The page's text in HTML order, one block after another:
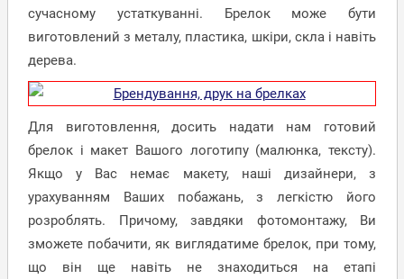
сучасному устаткуванні. Брелок може бути
виготовлений з металу, пластика, шкіри, скла і навіть
дерева.
Для виготовлення, досить надати нам готовий
брелок і макет Вашого логотипу (малюнка, тексту).
Якщо у Вас немає макету, наші дизайнери, з
урахуванням Ваших побажань, з легкістю його
розроблять. Причому, завдяки фотомонтажу, Ви
зможете побачити, як виглядатиме брелок, при тому,
що він ще навіть не знаходиться на етапі